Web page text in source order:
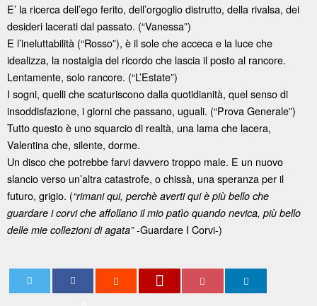
E’ la ricerca dell’ego ferito, dell’orgoglio distrutto, della rivalsa, dei
desideri lacerati dal passato. (“Vanessa”)
E l’ineluttabilità (“Rosso”), è il sole che acceca e la luce che
idealizza, la nostalgia del ricordo che lascia il posto al rancore.
Lentamente, solo rancore. (“L’Estate”)
I sogni, quelli che scaturiscono dalla quotidianità, quel senso di
insoddisfazione, i giorni che passano, uguali. (“Prova Generale”)
Tutto questo è uno squarcio di realtà, una lama che lacera,
Valentina che, silente, dorme.
Un disco che potrebbe farvi davvero troppo male. E un nuovo
slancio verso un’altra catastrofe, o chissà, una speranza per il
futuro, grigio. (“rimani qui, perchè averti qui è più bello che
guardare i corvi che affollano il mio patìo quando nevica, più bello
delle mie collezioni di agata”-Guardare I Corvi-)